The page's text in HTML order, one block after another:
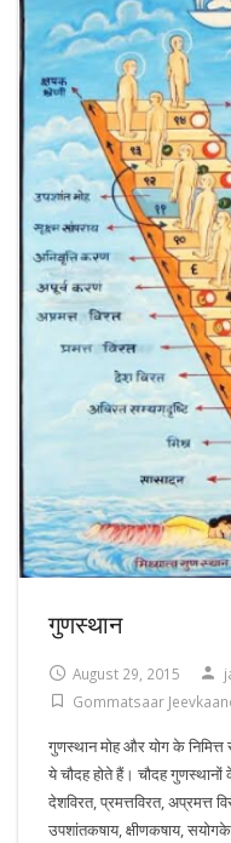
गुणस्थान
August 29, 2015
Gommatsaar
गुणस्थान मोह और योग के
ये चौदह होते हैं। चौदह
देशविरत, प्रमत्तविरत, अप्रमत्त
उपशांतकषाय, क्षीणकषाय,